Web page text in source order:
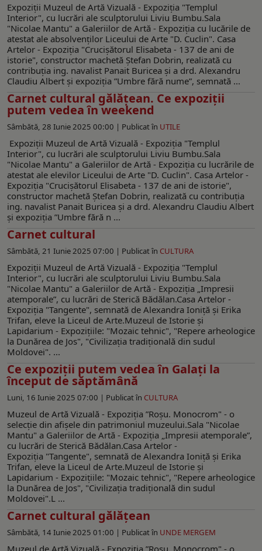
Expoziții Muzeul de Artă Vizuală - Expoziţia "Templul
Interior", cu lucrări ale sculptorului Liviu Bumbu.Sala
"Nicolae Mantu" a Galeriilor de Artă - Expoziția cu lucările de
atestat ale absolvenţilor Liceului de Arte "D. Cuclin". Casa
Artelor - Expoziţia "Crucişătorul Elisabeta - 137 de ani de
istorie", constructor machetă Ştefan Dobrin, realizată cu
contribuţia ing. navalist Panait Buricea şi a drd. Alexandru
Claudiu Albert și expoziția ”Umbre fără nume”, semnată ...
Carnet cultural gălăţean. Ce expoziţii
putem vedea în weekend
Sâmbătă, 28 Iunie 2025 00:00 | Publicat în UTILE
Expoziţii Muzeul de Artă Vizuală - Expoziţia "Templul
Interior", cu lucrări ale sculptorului Liviu Bumbu.Sala
"Nicolae Mantu" a Galeriilor de Artă - Expoziția cu lucrările de
atestat ale elevilor Liceului de Arte "D. Cuclin". Casa Artelor -
Expoziţia "Crucişătorul Elisabeta - 137 de ani de istorie",
constructor machetă Ştefan Dobrin, realizată cu contribuţia
ing. navalist Panait Buricea şi a drd. Alexandru Claudiu Albert
și expoziția ”Umbre fără n ...
Carnet cultural
Sâmbătă, 21 Iunie 2025 07:00 | Publicat în CULTURA
Expoziţii Muzeul de Artă Vizuală - Expoziţia "Templul
Interior", cu lucrări ale sculptorului Liviu Bumbu.Sala
"Nicolae Mantu" a Galeriilor de Artă - Expoziția „Impresii
atemporale”, cu lucrări de Sterică Bădălan.Casa Artelor -
Expoziţia "Tangente", semnată de Alexandra Ioniță și Erika
Trifan, eleve la Liceul de Arte.Muzeul de Istorie şi
Lapidarium - Expoziţiile: "Mozaic tehnic", "Repere arheologice
la Dunărea de Jos", "Civilizația tradițională din sudul
Moldovei". ...
Ce expoziții putem vedea în Galați la
început de săptămână
Luni, 16 Iunie 2025 07:00 | Publicat în CULTURA
Muzeul de Artă Vizuală - Expoziţia ”Roşu. Monocrom" - o
selecţie din afişele din patrimoniul muzeului.Sala "Nicolae
Mantu" a Galeriilor de Artă - Expoziția „Impresii atemporale”,
cu lucrări de Sterică Bădălan.Casa Artelor -
Expoziţia "Tangente", semnată de Alexandra Ioniță și Erika
Trifan, eleve la Liceul de Arte.Muzeul de Istorie şi
Lapidarium - Expoziţiile: "Mozaic tehnic", "Repere arheologice
la Dunărea de Jos", "Civilizația tradițională din sudul
Moldovei".L ...
Carnet cultural gălăţean
Sâmbătă, 14 Iunie 2025 01:00 | Publicat în UNDE MERGEM
Muzeul de Artă Vizuală - Expoziţia ”Roşu. Monocrom" - o